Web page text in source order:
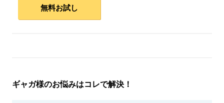
無料お試し
ギャガ様のお悩みはコレで解決！